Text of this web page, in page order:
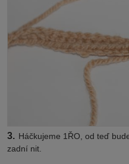
3. Háčkujeme 1ŘO, od teď
zadní nit.